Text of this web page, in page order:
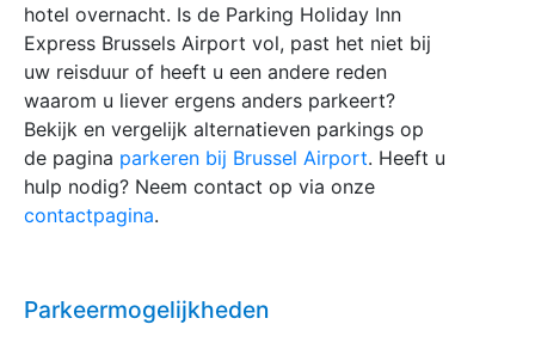
hotel overnacht. Is de Parking Holiday Inn
Express Brussels Airport vol, past het niet bij
uw reisduur of heeft u een andere reden
waarom u liever ergens anders parkeert?
Bekijk en vergelijk alternatieven parkings op
de pagina parkeren bij Brussel Airport. Heeft u
hulp nodig? Neem contact op via onze
contactpagina.
Parkeermogelijkheden